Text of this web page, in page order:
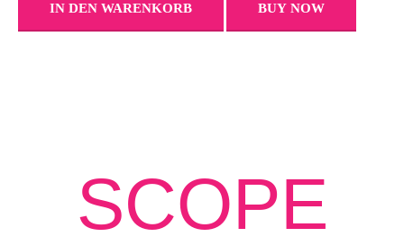
IN DEN WARENKORB BUY NOW
SCOPE